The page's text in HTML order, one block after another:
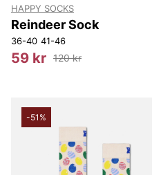
HAPPY SOCKS
Reindeer Sock
36-40 41-46
59 kr 120 kr
-51%